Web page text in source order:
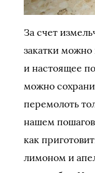
За счет
закатки можно
и настоящее
можно
перемолоть
нашем
как
лимоном и